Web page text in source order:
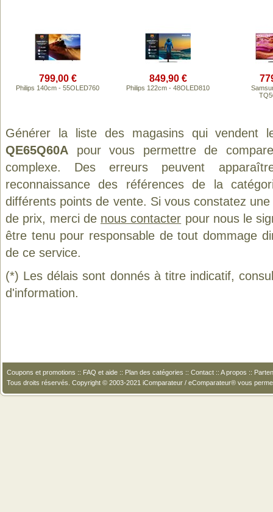
799,00 €
Philips 140cm - 55OLED760
849,90 €
Philips 122cm - 48OLED810
Générer la liste des magasins qui vendent
QE65Q60A pour vous permettre de
complexe. Des erreurs peuvent
reconnaissance des références de la
différents points de vente. Si vous constatez
de prix, merci de nous contacter pour nous le
être tenu pour responsable de tout dommage
de ce service.
(*) Les délais sont donnés à titre indicatif,
d'information.
Coupons et promotions :: FAQ et aide :: Plan des catégories :: Contact :: A propos ::
Tous droits réservés. Copyright © 2003-2021 iComparateur / eComparateur® vous